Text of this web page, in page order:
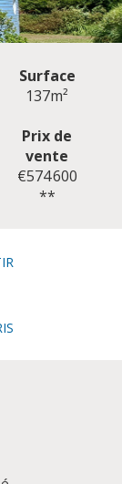
Surface
137m²
Prix de
vente
€574 600
**